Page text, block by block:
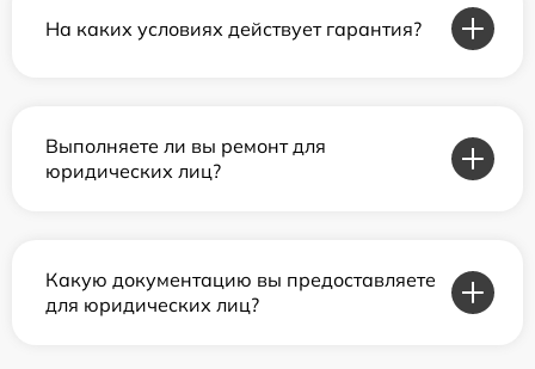
На каких условиях действует гарантия?
Выполняете ли вы ремонт для
юридических лиц?
Какую документацию вы предоставляете
для юридических лиц?